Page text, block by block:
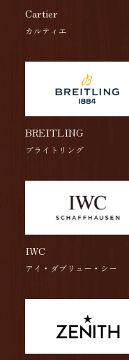
Cartier
カルティエ
BREITLING
ブライトリング
IWC
アイ・ダブリュー・シー